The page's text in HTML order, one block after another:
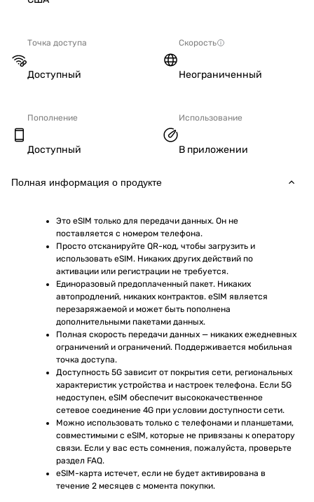
Точка доступа
Доступный
Скорость
Неограниченный
Пополнение
Доступный
Использование
В приложении
Полная информация о продукте
Это eSIM только для передачи данных. Он не
поставляется с номером телефона.
Просто отсканируйте QR-код, чтобы загрузить и
использовать eSIM. Никаких других действий по
активации или регистрации не требуется.
Единоразовый предоплаченный пакет. Никаких
автопродлений, никаких контрактов. eSIM является
перезаряжаемой и может быть пополнена
дополнительными пакетами данных.
Полная скорость передачи данных — никаких ежедневных
ограничений и ограничений. Поддерживается мобильная
точка доступа.
Доступность 5G зависит от покрытия сети, региональных
характеристик устройства и настроек телефона. Если 5G
недоступен, eSIM обеспечит высококачественное
сетевое соединение 4G при условии доступности сети.
Можно использовать только с телефонами и планшетами,
совместимыми с eSIM, которые не привязаны к оператору
связи. Если у вас есть сомнения, пожалуйста, проверьте
раздел FAQ.
eSIM-карта истечет, если не будет активирована в
течение 2 месяцев с момента покупки.